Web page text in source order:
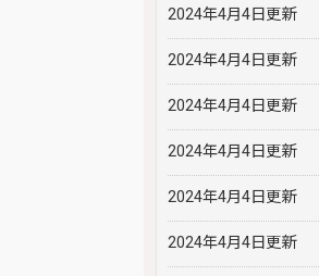
2024年4月4日更新
2024年4月4日更新
2024年4月4日更新
2024年4月4日更新
2024年4月4日更新
2024年4月4日更新